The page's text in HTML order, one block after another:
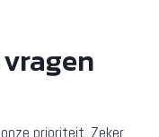
prioriteit. Zeker